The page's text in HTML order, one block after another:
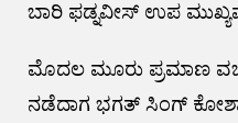
ಬಾರಿ ಫಡ್ನವೀಸ್ ಉಪ
ಮೊದಲ ಮೂರು ಪ್ರಮಾಣ
ನಡೆದಾಗ ಭಗತ್ ಸಿಂಗ್